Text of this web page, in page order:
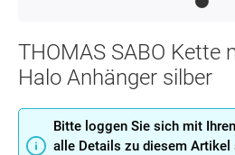
THOMAS SABO Kette
Halo Anhänger silber
Bitte loggen Sie sich mit
alle Details zu diesem Artikel